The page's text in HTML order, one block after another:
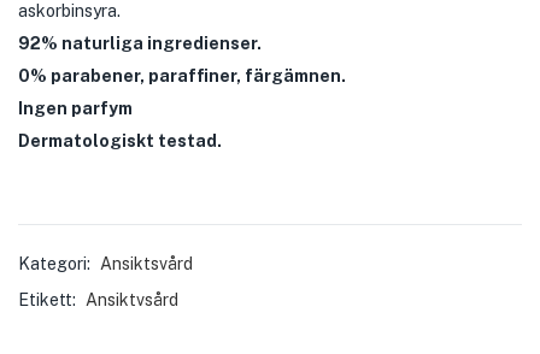
askorbinsyra.
92% naturliga ingredienser.
0% parabener, paraffiner, färgämnen.
Ingen parfym
Dermatologiskt testad.
Kategori:
Ansiktsvård
Etikett:
Ansiktvsård